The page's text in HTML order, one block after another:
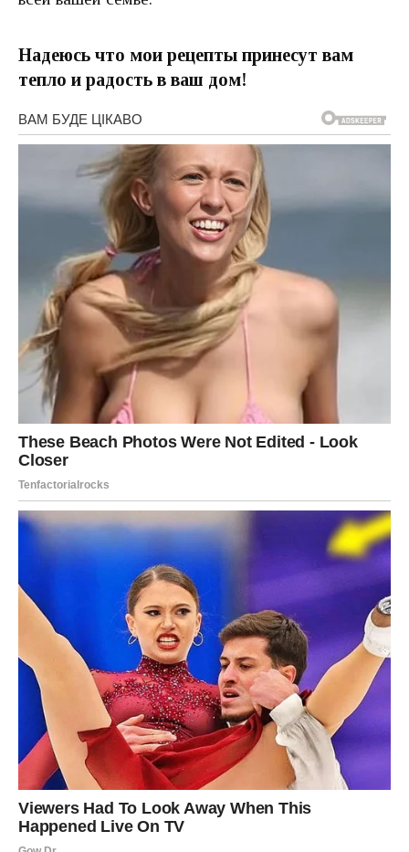
Надеюсь что мои рецепты принесут вам
тепло и радость в ваш дом!